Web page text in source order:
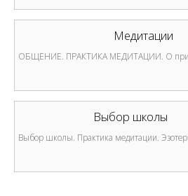
Медитации
ОБЩЕНИЕ. ПРАКТИКА МЕДИТАЦИИ. О
Выбор школы
Выбор школы. Практика медитации.